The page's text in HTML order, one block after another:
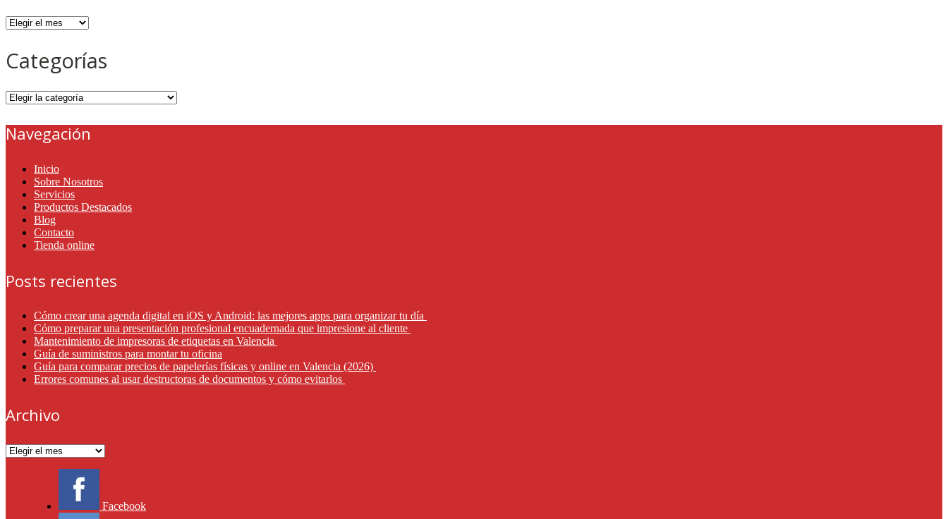
Archivos
Categorías
Categorías
Navegación
Inicio
Sobre Nosotros
Servicios
Productos Destacados
Blog
Contacto
Tienda online
Posts recientes
Cómo crear una agenda digital en iOS y Android: las mejores apps para organizar tu día
Cómo preparar una presentación profesional encuadernada que impresione al cliente
Mantenimiento de impresoras de etiquetas en Valencia
Guía de suministros para montar tu oficina
Guía para comparar precios de papelerías físicas y online en Valencia (2026)
Errores comunes al usar destructoras de documentos y cómo evitarlos
Archivo
Archivo
Facebook